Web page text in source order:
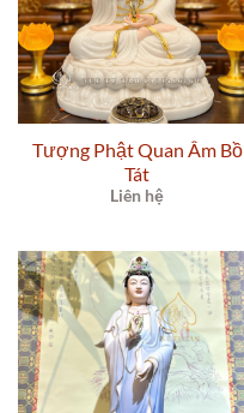
Tượng Phật Quan Âm Bồ
Tát
Liên hệ